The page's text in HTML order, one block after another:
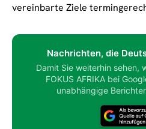
vereinbarte Ziele
Nachrichten, die
Damit Sie weiterhin sehen,
FOKUS AFRIKA bei
unabhängige